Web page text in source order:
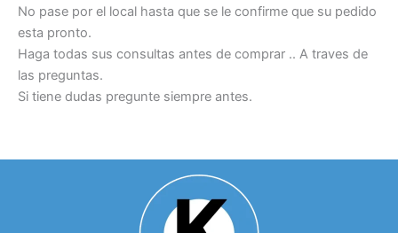
No pase por el local hasta que se le confirme que su pedido
esta pronto.
Haga todas sus consultas antes de comprar .. A traves de
las preguntas.
Si tiene dudas pregunte siempre antes.